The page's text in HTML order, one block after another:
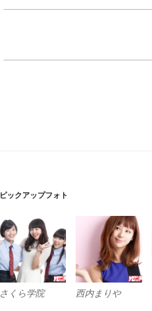
ピックアップフォト
さくら学院 西内まりや